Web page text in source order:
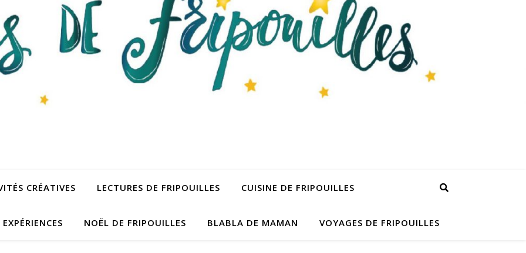
CRÉATIVES LECTURES DE FRIPOUILLES CUISINE DE FRIPOUILLES
EXPÉRIENCES NOËL DE FRIPOUILLES BLABLA DE MAMAN VOYAGES DE FRIPOUILLES